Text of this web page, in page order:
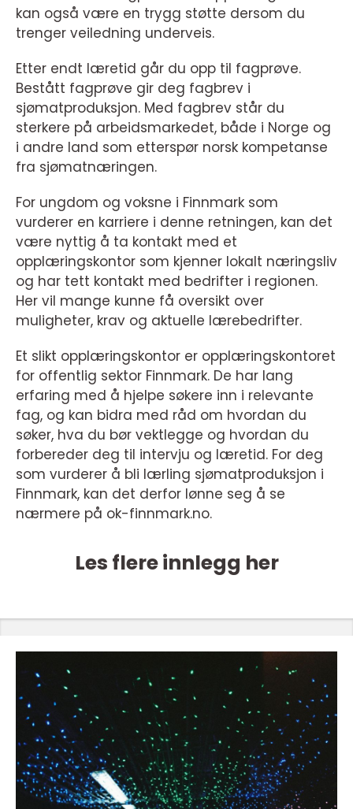
kan også være en trygg støtte dersom du
trenger veiledning underveis.
Etter endt læretid går du opp til fagprøve.
Bestått fagprøve gir deg fagbrev i
sjømatproduksjon. Med fagbrev står du
sterkere på arbeidsmarkedet, både i Norge og
i andre land som etterspør norsk kompetanse
fra sjømatnæringen.
For ungdom og voksne i Finnmark som
vurderer en karriere i denne retningen, kan det
være nyttig å ta kontakt med et
opplæringskontor som kjenner lokalt næringsliv
og har tett kontakt med bedrifter i regionen.
Her vil mange kunne få oversikt over
muligheter, krav og aktuelle lærebedrifter.
Et slikt opplæringskontor er opplæringskontoret
for offentlig sektor Finnmark. De har lang
erfaring med å hjelpe søkere inn i relevante
fag, og kan bidra med råd om hvordan du
søker, hva du bør vektlegge og hvordan du
forbereder deg til intervju og læretid. For deg
som vurderer å bli lærling sjømatproduksjon i
Finnmark, kan det derfor lønne seg å se
nærmere på ok-finnmark.no.
Les flere innlegg her